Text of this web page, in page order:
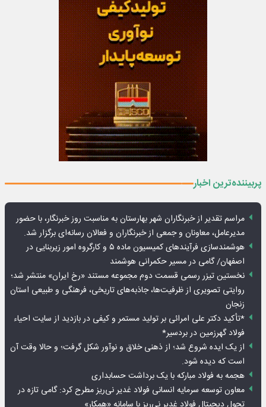
پربیننده‌ترین اخبار
مراسم تقدیر از خبرنگاران شهر بهارستان به مناسبت روز خبرنگار، با حضور
مدیرعامل، معاونان و جمعی از خبرنگاران و فعالان رسانه‌ای برگزار شد.
هوشمندسازی فرآیندهای کمیسیون ماده ۵ و کارگروه امور زیربنایی در
اصفهان/ گامی در مسیر حکمرانی هوشمند
نخستین تیزر رسمی قسمت دوم مجموعه مستند «رخ ایران» منتشر شد؛
روایتی تصویری از ظرفیت‌ها، جاذبه‌های تاریخی، فرهنگی و طبیعی استان
زنجان
*تأکید دکتر علی امرائی بر تولید مستمر و کیفی در بازدید از سایت احیاء
فولاد گهرزمین در بردسیر*
از یک ایده شروع شد؛ از ذهنی خلاق و نوآور شکل گرفت؛ و حالا وقت آن
است که دیده شود.
هجمه به فولاد مبارکه با یک برداشت حسابداری
معاون توسعه سرمایه انسانی فولاد غدیر نی‌ریز مطرح کرد: گامی تازه در